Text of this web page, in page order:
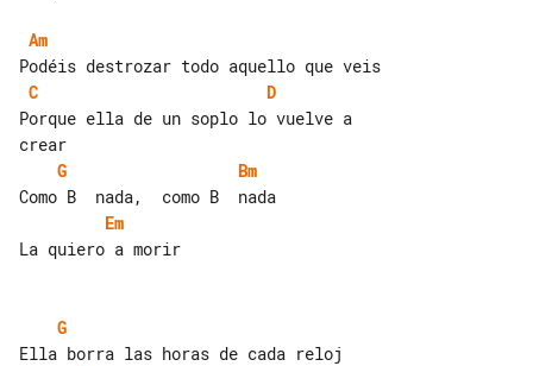
Am
C
D
Porque ella de un soplo lo vuelve a
G
Bm
Em
La quiero a morir
G